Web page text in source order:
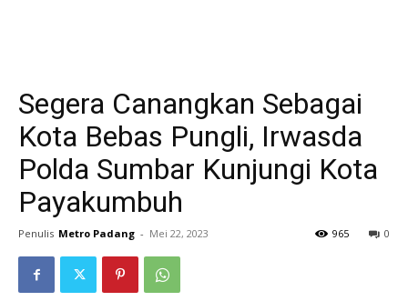
Segera Canangkan Sebagai
Kota Bebas Pungli, Irwasda
Polda Sumbar Kunjungi Kota
Payakumbuh
Penulis Metro Padang - Mei 22, 2023 0
965